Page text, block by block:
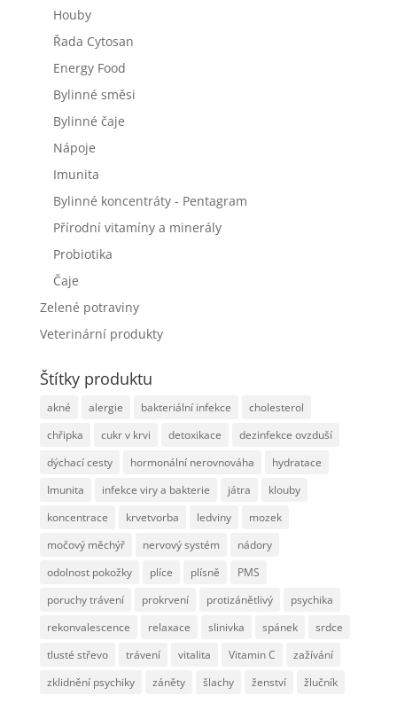
Houby
Řada Cytosan
Energy Food
Bylinné směsi
Bylinné čaje
Nápoje
Imunita
Bylinné koncentráty - Pentagram
Přírodní vitamíny a minerály
Probiotika
Čaje
Zelené potraviny
Veterinární produkty
Štítky produktu
akné alergie bakteriální infekce
cholesterol
chřipka
cukr v krvi detoxikace
dezinfekce ovzduší
dýchací cesty
hormonální nerovnováha
hydratace
Imunita
infekce viry a bakterie játra
klouby
koncentrace
krvetvorba ledviny
mozek
močový měchýř
nervový systém
nádory
odolnost pokožky
plíce plísně
PMS
poruchy trávení
prokrvení protizánětlivý
psychika
rekonvalescence
relaxace slinivka spánek
srdce
tlusté střevo
trávení vitalita Vitamin C
zažívání
zklidnění psychiky
záněty šlachy ženství žlučník